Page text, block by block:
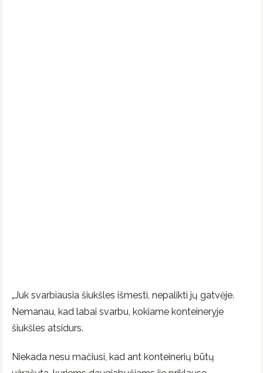
„Juk svarbiausia šiukšles išmesti, nepalikti jų gatvėje.
Nemanau, kad labai svarbu, kokiame konteineryje
šiukšles atsidurs.
Niekada nesu mačiusi, kad ant konteinerių būtų